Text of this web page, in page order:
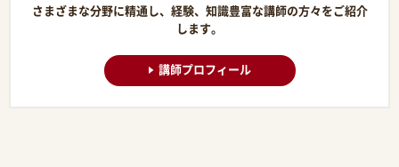
さまざまな分野に精通し、経験、知識豊富な講師の方々をご紹介
します。
講師プロフィール